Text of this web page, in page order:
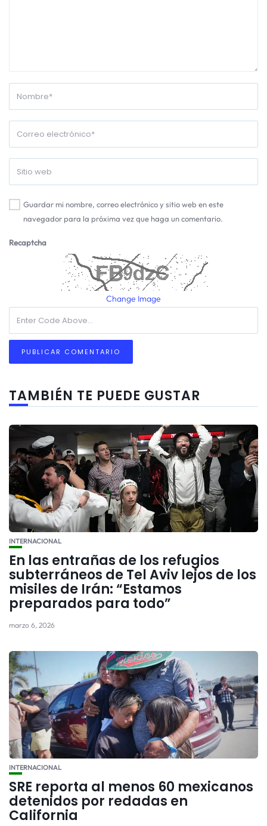
Guardar mi nombre, correo electrónico y sitio web en este
navegador para la próxima vez que haga un comentario.
Recaptcha
Change Image
TAMBIÉN TE PUEDE GUSTAR
INTERNACIONAL
En las entrañas de los refugios
subterráneos de Tel Aviv lejos de los
misiles de Irán: “Estamos
preparados para todo”
marzo 6, 2026
INTERNACIONAL
SRE reporta al menos 60 mexicanos
detenidos por redadas en
California